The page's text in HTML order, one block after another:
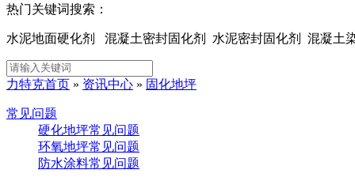
热门关键词搜索：
水泥地面硬化剂 混凝土密封固化剂 水泥密封固化剂 混凝土
力特克首页 » 资讯中心 » 固化地坪
常见问题
硬化地坪常见问题
环氧地坪常见问题
防水涂料常见问题